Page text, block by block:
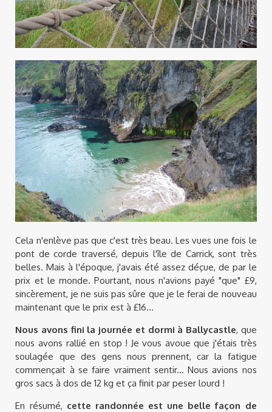
Cela n'enlève pas que c'est très beau. Les vues une fois le
pont de corde traversé, depuis l'île de Carrick, sont très
belles. Mais à l'époque, j'avais été assez déçue, de par le
prix et le monde. Pourtant, nous n'avions payé "que" £9,
sincèrement, je ne suis pas sûre que je le ferai de nouveau
maintenant que le prix est à £16...
Nous avons fini la journée et dormi à Ballycastle, que
nous avons rallié en stop ! Je vous avoue que j'étais très
soulagée que des gens nous prennent, car la fatigue
commençait à se faire vraiment sentir... Nous avions nos
gros sacs à dos de 12 kg et ça finit par peser lourd !
En résumé, cette randonnée est une belle façon de